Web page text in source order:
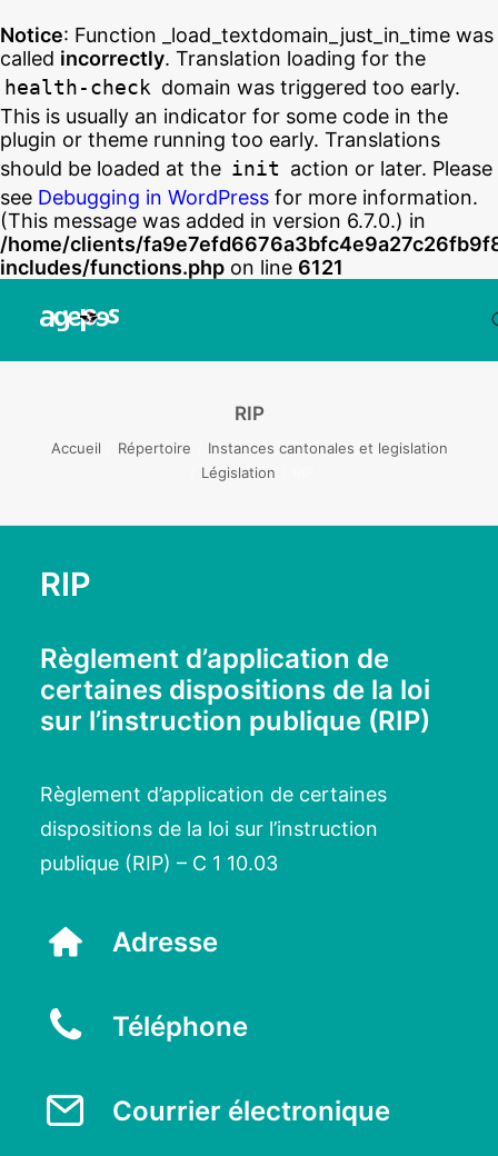
Notice: Function _load_textdomain_just_in_time was
called incorrectly. Translation loading for the
health-check domain was triggered too early.
This is usually an indicator for some code in the
plugin or theme running too early. Translations
should be loaded at the init action or later. Please
see Debugging in WordPress for more information.
(This message was added in version 6.7.0.) in
/home/clients/
includes/functions.php on line 6121
RIP
Accueil Répertoire
Instances cantonales et legislation
Législation
RIP
Règlement d’application de
certaines dispositions de la loi
sur l’instruction publique (RIP)
Règlement d’application de certaines
dispositions de la loi sur l’instruction
publique (RIP) – C 1 10.03
Adresse
Téléphone
Courrier électronique